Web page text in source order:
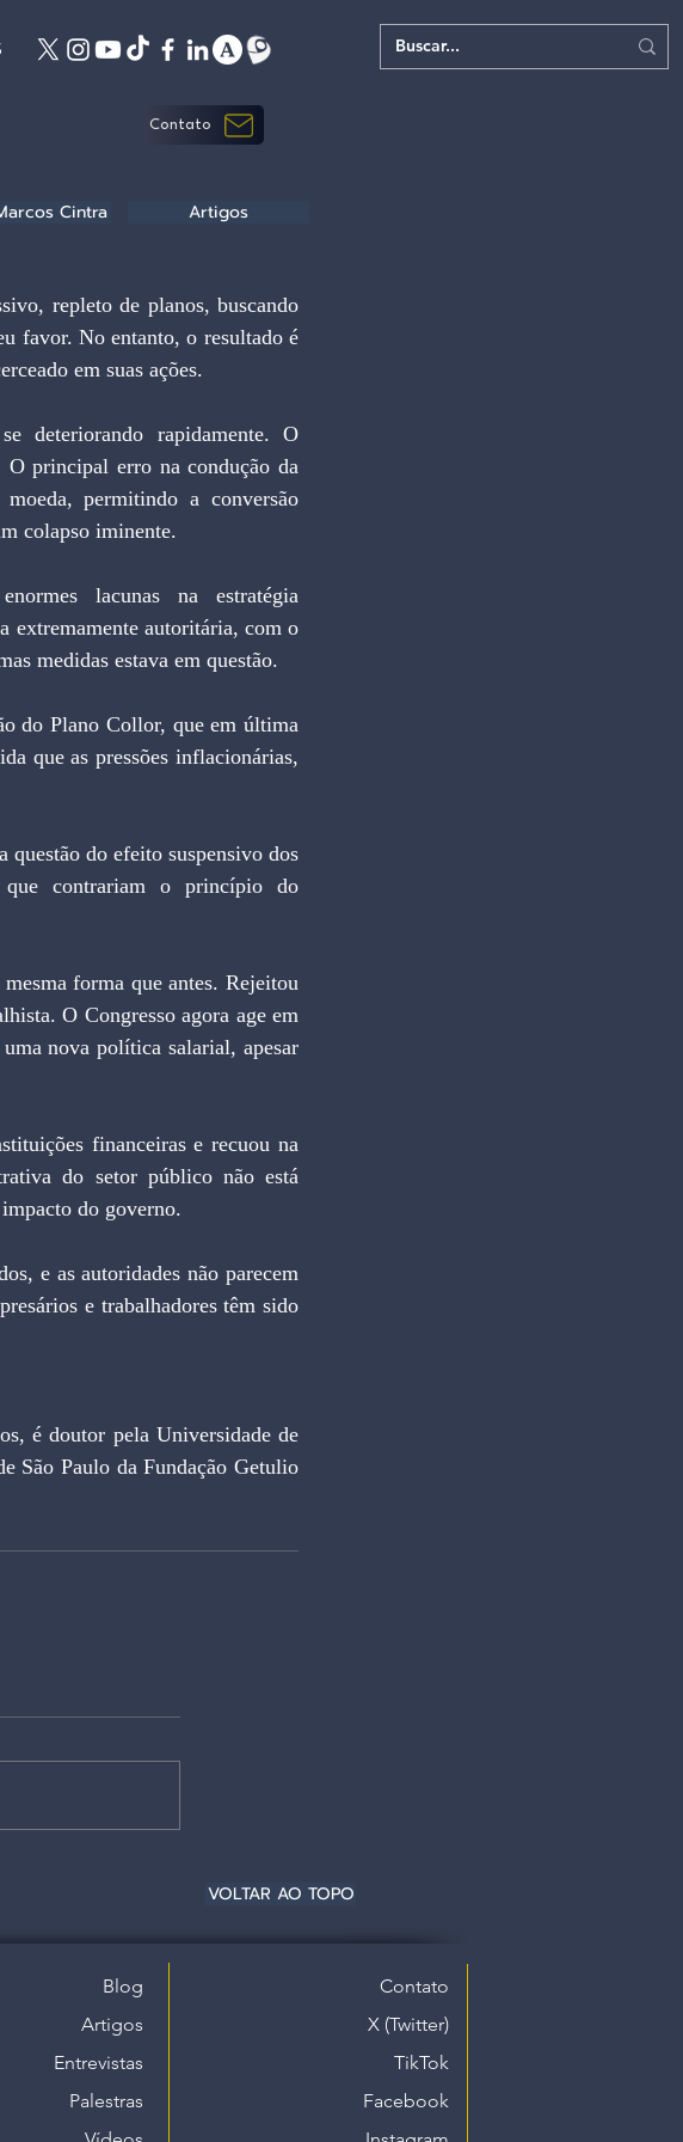
Contato
repleto de planos, buscando
favor. No entanto, o resultado é
em suas ações.
deteriorando rapidamente. O
O principal erro na condução da
permitindo a conversão
colapso iminente.
lacunas na estratégia
extremamente autoritária, com o
medidas estava em questão.
do Plano Collor, que em última
que as pressões inflacionárias,
do efeito suspensivo dos
que contrariam o princípio do
forma que antes. Rejeitou
O Congresso agora age em
nova política salarial, apesar
financeiras e recuou na
do setor público não está
do governo.
e as autoridades não parecem
e trabalhadores têm sido
é doutor pela Universidade de
São Paulo da Fundação Getulio
Cintra Artigos
VOLTAR AO TOPO
Blog
Artigos
Entrevistas
Palestras
Contato
X (Twitter)
TikTok
Facebook